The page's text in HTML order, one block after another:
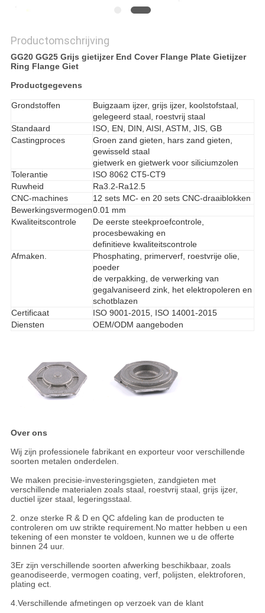
Productomschrijving
GG20 GG25 Grijs gietijzer End Cover Flange Plate Gietijzer
Ring Flange Giet
Productgegevens
Grondstoffen
Buigzaam ijzer, grijs ijzer, koolstofstaal,
gelegeerd staal, roestvrij staal
Standaard
ISO, EN, DIN, AISI, ASTM, JIS, GB
Castingproces
Groen zand gieten, hars zand gieten,
gewisseld staal
gietwerk en gietwerk voor siliciumzolen
Tolerantie
ISO 8062 CT5-CT9
Ruwheid
Ra3.2-Ra12.5
CNC-machines
12 sets MC- en 20 sets CNC-draaiblokken
Bewerkingsvermogen0.01 mm
Kwaliteitscontrole
De eerste steekproefcontrole,
procesbewaking en
definitieve kwaliteitscontrole
Afmaken.
Phosphating, primerverf, roestvrije olie,
poeder
de verpakking, de verwerking van
gegalvaniseerd zink, het elektropoleren en
schotblazen
Certificaat
ISO 9001-2015, ISO 14001-2015
Diensten
OEM/ODM aangeboden
Over ons
Wij zijn professionele fabrikant en exporteur voor verschillende
soorten metalen onderdelen.
We maken precisie-investeringsgieten, zandgieten met
verschillende materialen zoals staal, roestvrij staal, grijs ijzer,
ductiel ijzer staal, legeringsstaal.
2. onze sterke R & D en QC afdeling kan de producten te
controleren om uw strikte requirement.No matter hebben u een
tekening of een monster te voldoen, kunnen we u de offerte
binnen 24 uur.
3Er zijn verschillende soorten afwerking beschikbaar, zoals
geanodiseerde, vermogen coating, verf, polijsten, elektroforen,
plating ect.
4.Verschillende afmetingen op verzoek van de klant